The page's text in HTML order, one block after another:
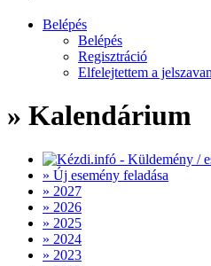
Belépés
Belépés
Regisztráció
Elfelejtettem a
» Kalendárium
» Új esemény feladása
» 2027
» 2026
» 2025
» 2024
» 2023